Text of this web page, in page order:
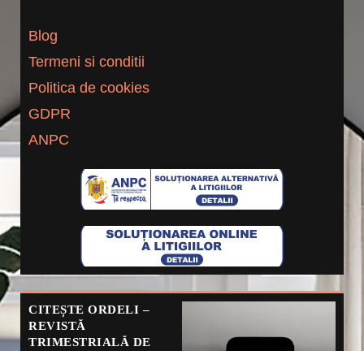
Blog
Termeni si conditii
Politica de cookies
GDPR
ANPC
CITEȘTE ORDELI –
REVISTĂ
TRIMESTRIALĂ DE